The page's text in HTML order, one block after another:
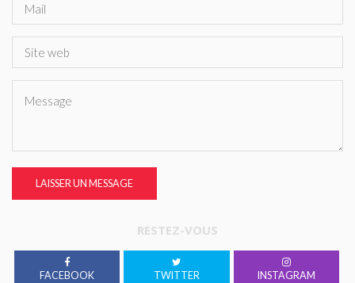
LAISSER UN MESSAGE
RESTEZ-VOUS
FACEBOOK TWITTER INSTAGRAM